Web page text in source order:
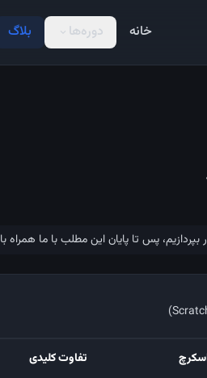
خانه دوره‌ها expand_more بلاگ
پس تا پایان این مطلب با ما همراه
تفاوت کلیدی